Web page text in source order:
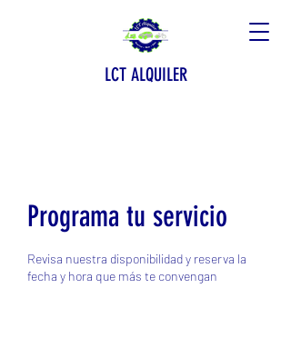
LCT ALQUILER
Programa tu servicio
Revisa nuestra disponibilidad y reserva la
fecha y hora que más te convengan